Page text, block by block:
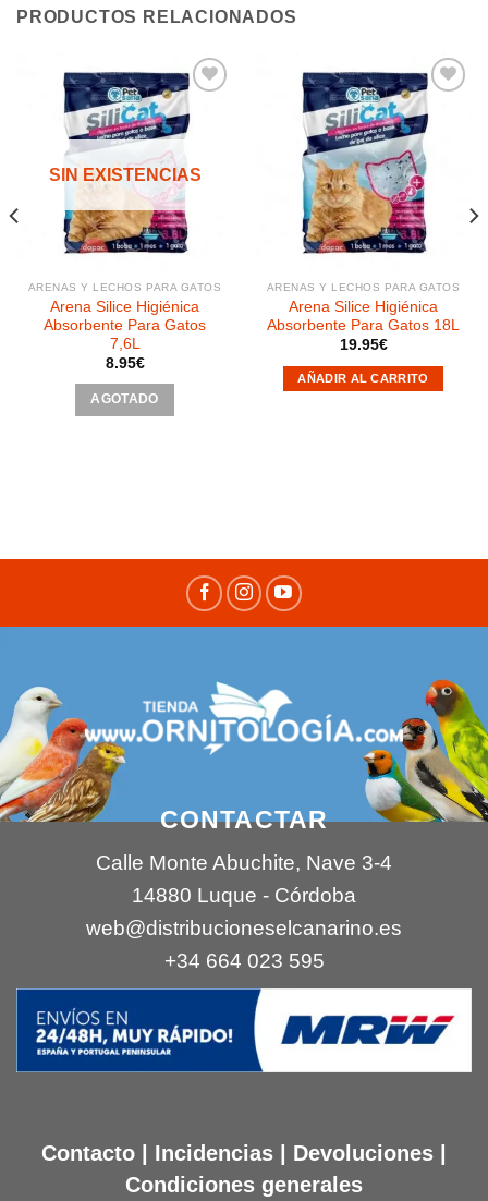
PRODUCTOS RELACIONADOS
lista de
deseos
SIN EXISTENCIAS
ARENAS Y LECHOS PARA GATOS
Arena Silice Higiénica
Absorbente Para Gatos
7,6L
8.95€
AGOTADO
lista de
deseos
ARENAS Y LECHOS PARA GATOS
Arena Silice Higiénica
Absorbente Para Gatos 18L
19.95€
AÑADIR AL CARRITO
CONTACTAR
Calle Monte Abuchite, Nave 3-4
14880 Luque - Córdoba
web@distribucioneselcanarino.es
+34 664 023 595
Contacto | Incidencias | Devoluciones |
Condiciones generales